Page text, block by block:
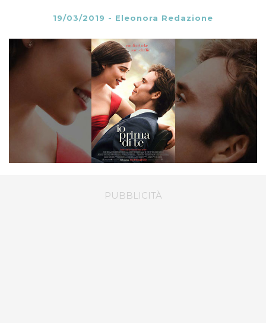
19/03/2019 - Eleonora Redazione